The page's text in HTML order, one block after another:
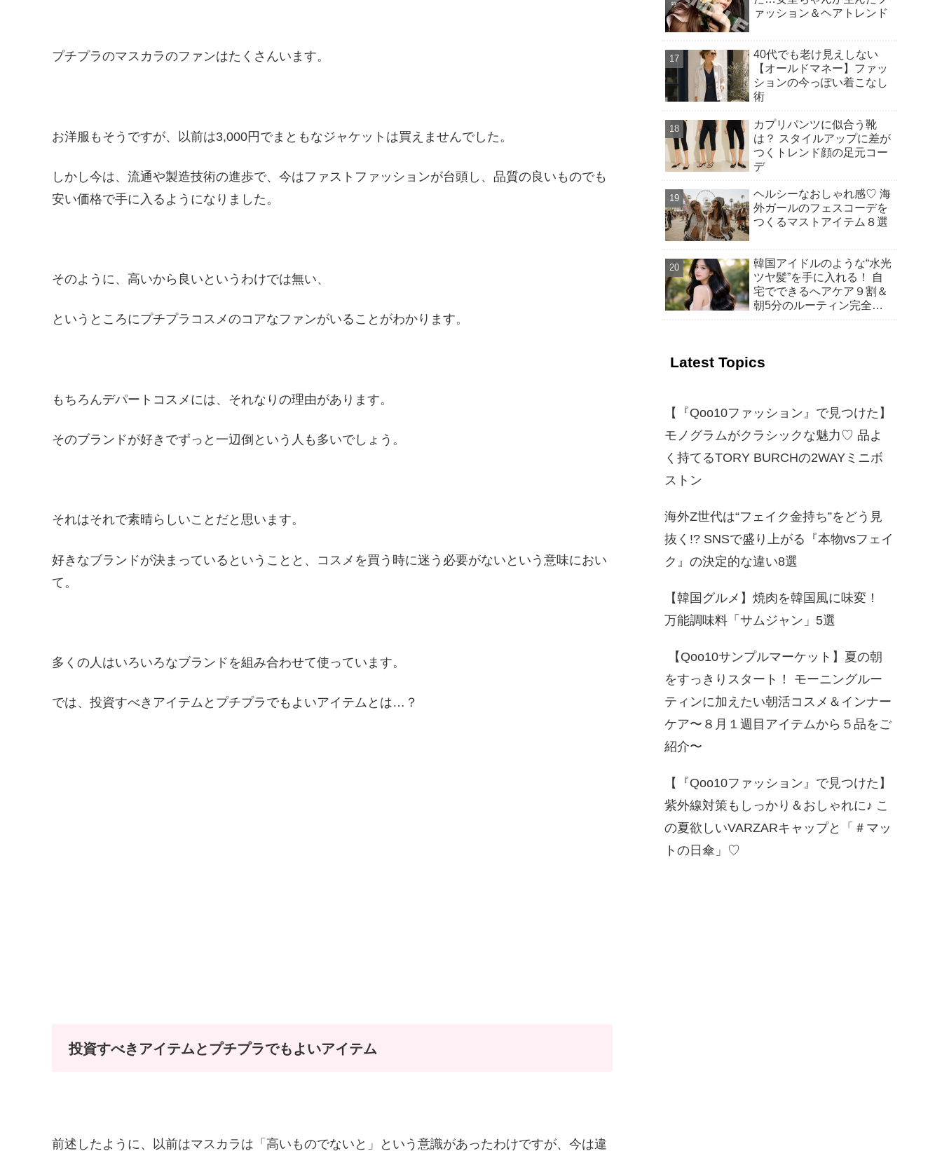
プチプラのマスカラのファンはたくさんいます。
お洋服もそうですが、以前は3,000円でまともなジャケットは買えませんでした。
しかし今は、流通や製造技術の進歩で、今はファストファッションが台頭し、品質の良いものでも
安い価格で手に入るようになりました。
そのように、高いから良いというわけでは無い、
というところにプチプラコスメのコアなファンがいることがわかります。
もちろんデパートコスメには、それなりの理由があります。
そのブランドが好きでずっと一辺倒という人も多いでしょう。
それはそれで素晴らしいことだと思います。
好きなブランドが決まっているということと、コスメを買う時に迷う必要がないという意味におい
て。
多くの人はいろいろなブランドを組み合わせて使っています。
では、投資すべきアイテムとプチプラでもよいアイテムとは…？
投資すべきアイテムとプチプラでもよいアイテム
前述したように、以前はマスカラは「高いものでないと」という意識があったわけですが、今は違
ァッション＆ヘアトレンド
40代でも老け見えしない
【オールドマネー】ファッ
ションの今っぽい着こなし
術
カプリパンツに似合う靴
は？ スタイルアップに差が
つくトレンド顔の足元コー
デ
ヘルシーなおしゃれ感♡ 海
外ガールのフェスコーデを
つくるマストアイテム８選
韓国アイドルのような“水光
ツヤ髪”を手に入れる！ 自
宅でできるへアケア９割＆
朝5分のルーティン完全ガ
Latest Topics
【『Qoo10ファッション』で見つけた】
モノグラムがクラシックな魅力♡ 品よ
く持てるTORY BURCHの2WAYミニボ
ストン
海外Z世代は“フェイク金持ち”をどう見
抜く!? SNSで盛り上がる『本物vsフェイ
ク』の決定的な違い8選
【韓国グルメ】焼肉を韓国風に味変！
万能調味料「サムジャン」5選
【Qoo10サンプルマーケット】夏の朝
をすっきりスタート！ モーニングルー
ティンに加えたい朝活コスメ＆インナー
ケア〜８月１週目アイテムから５品をご
紹介〜
【『Qoo10ファッション』で見つけた】
紫外線対策もしっかり＆おしゃれに♪ こ
の夏欲しいVARZARキャップと「＃マッ
トの日傘」♡